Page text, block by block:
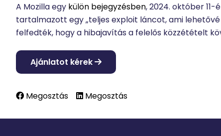
A Mozilla egy külön bejegyzésben, 2024. október
tartalmazott egy „teljes exploit láncot, ami
felfedték, hogy a hibajavítás a felelős közzétételt
Ajánlatot kérek
Megosztás Megosztás